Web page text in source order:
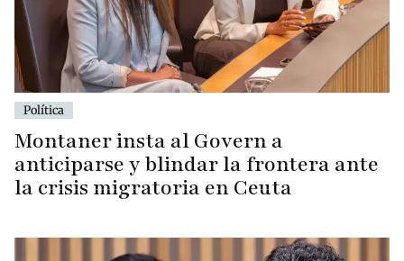
Política
Montaner insta al Govern a
anticiparse y blindar la frontera ante
la crisis migratoria en Ceuta